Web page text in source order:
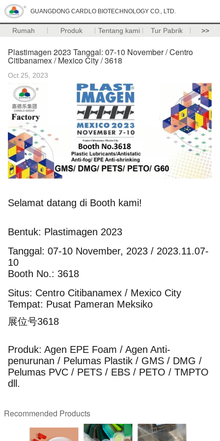
GUANGDONG CARDLO BIOTECHNOLOGY CO., LTD.
Rumah Produk Tentang kami Tur Pabrik >>
Plastimagen 2023 Tanggal: 07-10 November / Centro
Citibanamex / Mexico City / 3618
Oct 25, 2023
Selamat datang di Booth kami!
Bentuk: Plastimagen 2023
Tanggal: 07-10 November, 2023 / 2023.11.07-
10
Booth No.: 3618
Situs: Centro Citibanamex / Mexico City
Tempat: Pusat Pameran Meksiko
展位号3618
Produk: Agen EPE Foam / Agen Anti-
penurunan / Pelumas Plastik / GMS / DMG /
Pelumas PVC / PETS / EBS / PETO / TMPTO
dll.
Recommended Products